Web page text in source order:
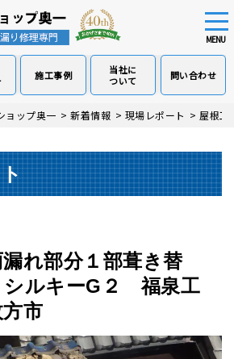
MENU
施工事例
当社に
ついて
問い合わせ
ョップ奥一 > 新着情報 > 現場レポート > 屋根
れ部分１部葺き替
ルキーG２ 福泉工
市